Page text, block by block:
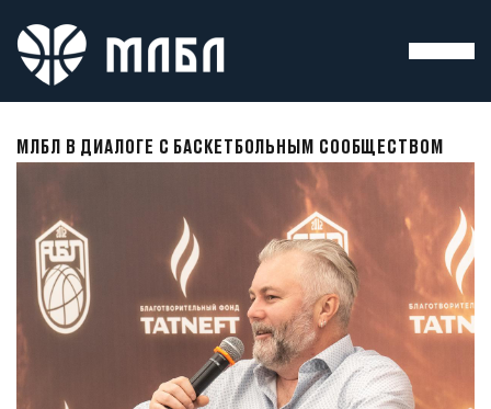
МЛБЛ В ДИАЛОГЕ С БАСКЕТБОЛЬНЫМ СООБЩЕСТВОМ